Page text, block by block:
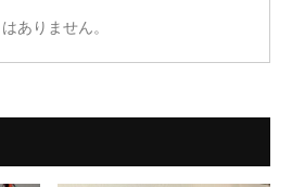
ありません。